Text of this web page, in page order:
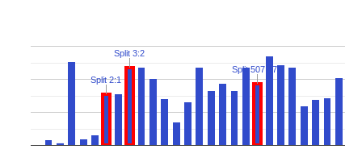
Split 2:1
Split 3:2
Split 507:478